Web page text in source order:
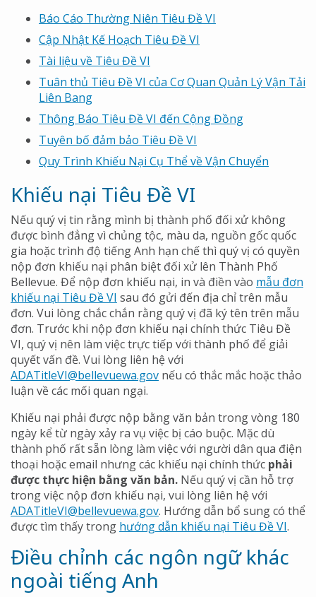
Báo Cáo Thường Niên Tiêu Đề VI
Cập Nhật Kế Hoạch Tiêu Đề VI
Tài liệu về Tiêu Đề VI
Tuân thủ Tiêu Đề VI của Cơ Quan Quản Lý Vận Tải
Liên Bang
Thông Báo Tiêu Đề VI đến Cộng Đồng
Tuyên bố đảm bảo Tiêu Đề VI
Quy Trình Khiếu Nại Cụ Thể về Vận Chuyển
Khiếu nại Tiêu Đề VI
Nếu quý vị tin rằng mình bị thành phố đối xử không
được bình đẳng vì chủng tộc, màu da, nguồn gốc quốc
gia hoặc trình độ tiếng Anh hạn chế thì quý vị có quyền
nộp đơn khiếu nại phân biệt đối xử lên Thành Phố
Bellevue. Để nộp đơn khiếu nại, in và điền vào mẫu đơn
khiếu nại Tiêu Đề VI sau đó gửi đến địa chỉ trên mẫu
đơn. Vui lòng chắc chắn rằng quý vị đã ký tên trên mẫu
đơn. Trước khi nộp đơn khiếu nại chính thức Tiêu Đề
VI, quý vị nên làm việc trực tiếp với thành phố để giải
quyết vấn đề. Vui lòng liên hệ với
ADATitleVI@bellevuewa.gov nếu có thắc mắc hoặc thảo
luận về các mối quan ngại.
Khiếu nại phải được nộp bằng văn bản trong vòng 180
ngày kể từ ngày xảy ra vụ việc bị cáo buộc. Mặc dù
thành phố rất sẵn lòng làm việc với người dân qua điện
thoại hoặc email nhưng các khiếu nại chính thức phải
được thực hiện bằng văn bản. Nếu quý vị cần hỗ trợ
trong việc nộp đơn khiếu nại, vui lòng liên hệ với
ADATitleVI@bellevuewa.gov. Hướng dẫn bổ sung có thể
được tìm thấy trong hướng dẫn khiếu nại Tiêu Đề VI.
Điều chỉnh các ngôn ngữ khác
ngoài tiếng Anh